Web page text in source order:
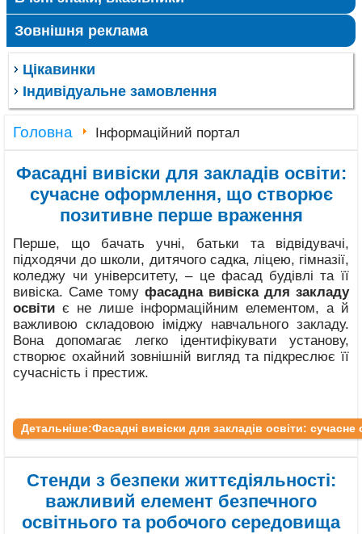
Зовнішня реклама
Цікавинки
Індивідуальне замовлення
Головна Інформаційний портал
Фасадні вивіски для закладів освіти:
сучасне оформлення, що створює
позитивне перше враження
Перше, що бачать учні, батьки та відвідувачі,
підходячи до школи, дитячого садка, ліцею, гімназії,
коледжу чи університету, – це фасад будівлі та її
вивіска. Саме тому фасадна вивіска для закладу
освіти є не лише інформаційним елементом, а й
важливою складовою іміджу навчального закладу.
Вона допомагає легко ідентифікувати установу,
створює охайний зовнішній вигляд та підкреслює її
сучасність і престиж.
Детальніше:Фасадні вивіски для закладів освіти:
Стенди з безпеки життєдіяльності:
важливий елемент безпечного
освітнього та робочого середовища